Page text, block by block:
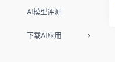
AI模型评测
下载AI应用